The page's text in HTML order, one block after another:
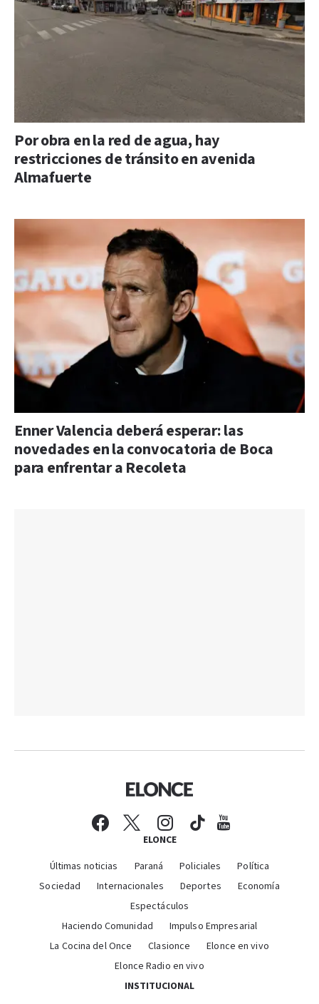
Por obra en la red de agua, hay
restricciones de tránsito en avenida
Almafuerte
Enner Valencia deberá esperar: las
novedades en la convocatoria de Boca
para enfrentar a Recoleta
ELONCE
Últimas noticias Paraná Policiales
Política
Sociedad
Internacionales Deportes
Economía
Espectáculos
Haciendo Comunidad
Impulso Empresarial
La Cocina del Once
Clasionce
Elonce en vivo
Elonce Radio en vivo
INSTITUCIONAL